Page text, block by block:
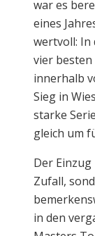
war es
eines
wertvoll: In
vier besten
innerhalb
Sieg in
starke
gleich um
Der
Zufall,
in den